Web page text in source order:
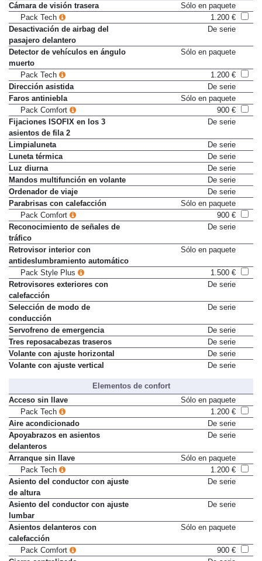
Cámara de visión trasera
Sólo en paquete
Pack Tech
1.200 €
Desactivación de airbag del
pasajero delantero
De serie
Detector de vehículos en ángulo
muerto
Sólo en paquete
Pack Tech
1.200 €
Dirección asistida
De serie
Faros antiniebla
Sólo en paquete
Pack Comfort
900 €
Fijaciones ISOFIX en los 3
asientos de fila 2
De serie
Limpialuneta
De serie
Luneta térmica
De serie
Luz diurna
De serie
Mandos multifunción en volante
De serie
Ordenador de viaje
De serie
Parabrisas con calefacción
Sólo en paquete
Pack Comfort
900 €
Reconocimiento de señales de
tráfico
De serie
Retrovisor interior con
antideslumbramiento automático
Sólo en paquete
Pack Style Plus
1.500 €
Retrovisores exteriores con
calefacción
De serie
Selección de modo de
conducción
De serie
Servofreno de emergencia
De serie
Tres reposacabezas traseros
De serie
Volante con ajuste horizontal
De serie
Volante con ajuste vertical
De serie
Elementos de confort
Acceso sin llave
Sólo en paquete
Pack Tech
1.200 €
Aire acondicionado
De serie
Apoyabrazos en asientos
delanteros
De serie
Arranque sin llave
Sólo en paquete
Pack Tech
1.200 €
Asiento del conductor con ajuste
de altura
De serie
Asiento del conductor con ajuste
lumbar
De serie
Asientos delanteros con
calefacción
Sólo en paquete
Pack Comfort
900 €